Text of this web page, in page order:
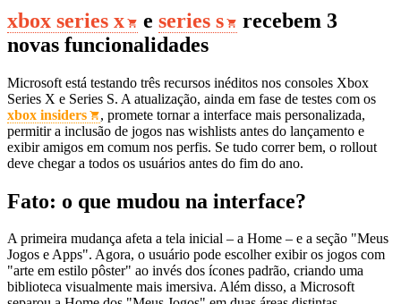
xbox series x e series s
recebem 3
novas funcionalidades
Microsoft está testando três recursos inéditos nos consoles Xbox
Series X e Series S. A atualização, ainda em fase de testes com os
xbox insiders
, promete tornar a interface mais personalizada,
permitir a inclusão de jogos nas wishlists antes do lançamento e
exibir amigos em comum nos perfis. Se tudo correr bem, o rollout
deve chegar a todos os usuários antes do fim do ano.
Fato: o que mudou na interface?
A primeira mudança afeta a tela inicial – a Home – e a seção "Meus
Jogos e Apps". Agora, o usuário pode escolher exibir os jogos com
"arte em estilo pôster" ao invés dos ícones padrão, criando uma
biblioteca visualmente mais imersiva. Além disso, a Microsoft